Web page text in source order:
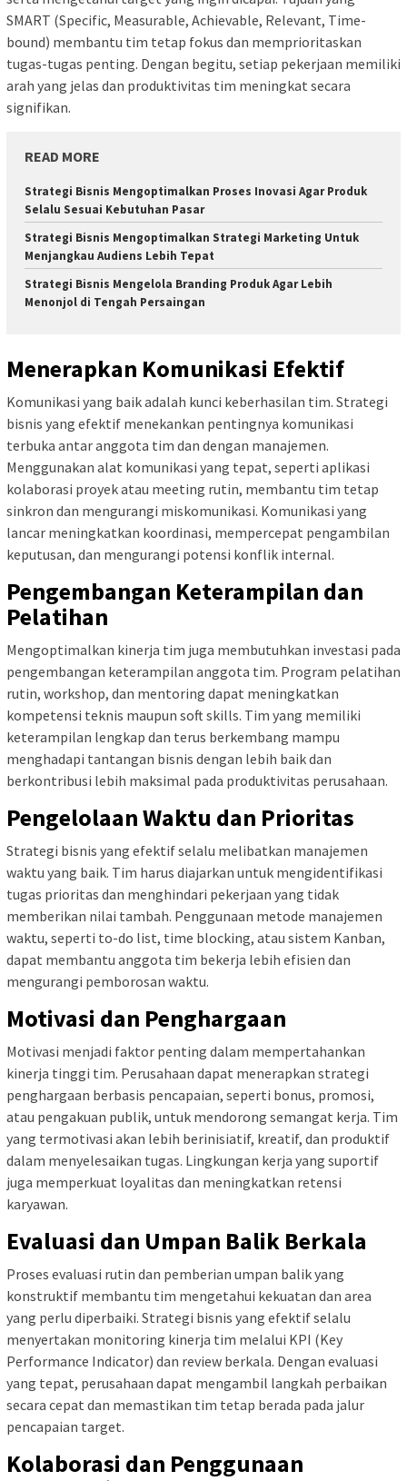
SMART (Specific, Measurable, Achievable, Relevant, Time-
bound) membantu tim tetap fokus dan memprioritaskan
tugas-tugas penting. Dengan begitu, setiap pekerjaan memiliki
arah yang jelas dan produktivitas tim meningkat secara
signifikan.
READ MORE
Strategi Bisnis Mengoptimalkan Proses Inovasi Agar Produk
Selalu Sesuai Kebutuhan Pasar
Strategi Bisnis Mengoptimalkan Strategi Marketing Untuk
Menjangkau Audiens Lebih Tepat
Strategi Bisnis Mengelola Branding Produk Agar Lebih
Menonjol di Tengah Persaingan
Menerapkan Komunikasi Efektif
Komunikasi yang baik adalah kunci keberhasilan tim. Strategi
bisnis yang efektif menekankan pentingnya komunikasi
terbuka antar anggota tim dan dengan manajemen.
Menggunakan alat komunikasi yang tepat, seperti aplikasi
kolaborasi proyek atau meeting rutin, membantu tim tetap
sinkron dan mengurangi miskomunikasi. Komunikasi yang
lancar meningkatkan koordinasi, mempercepat pengambilan
keputusan, dan mengurangi potensi konflik internal.
Pengembangan Keterampilan dan
Pelatihan
Mengoptimalkan kinerja tim juga membutuhkan investasi pada
pengembangan keterampilan anggota tim. Program pelatihan
rutin, workshop, dan mentoring dapat meningkatkan
kompetensi teknis maupun soft skills. Tim yang memiliki
keterampilan lengkap dan terus berkembang mampu
menghadapi tantangan bisnis dengan lebih baik dan
berkontribusi lebih maksimal pada produktivitas perusahaan.
Pengelolaan Waktu dan Prioritas
Strategi bisnis yang efektif selalu melibatkan manajemen
waktu yang baik. Tim harus diajarkan untuk mengidentifikasi
tugas prioritas dan menghindari pekerjaan yang tidak
memberikan nilai tambah. Penggunaan metode manajemen
waktu, seperti to-do list, time blocking, atau sistem Kanban,
dapat membantu anggota tim bekerja lebih efisien dan
mengurangi pemborosan waktu.
Motivasi dan Penghargaan
Motivasi menjadi faktor penting dalam mempertahankan
kinerja tinggi tim. Perusahaan dapat menerapkan strategi
penghargaan berbasis pencapaian, seperti bonus, promosi,
atau pengakuan publik, untuk mendorong semangat kerja. Tim
yang termotivasi akan lebih berinisiatif, kreatif, dan produktif
dalam menyelesaikan tugas. Lingkungan kerja yang suportif
juga memperkuat loyalitas dan meningkatkan retensi
karyawan.
Evaluasi dan Umpan Balik Berkala
Proses evaluasi rutin dan pemberian umpan balik yang
konstruktif membantu tim mengetahui kekuatan dan area
yang perlu diperbaiki. Strategi bisnis yang efektif selalu
menyertakan monitoring kinerja tim melalui KPI (Key
Performance Indicator) dan review berkala. Dengan evaluasi
yang tepat, perusahaan dapat mengambil langkah perbaikan
secara cepat dan memastikan tim tetap berada pada jalur
pencapaian target.
Kolaborasi dan Penggunaan